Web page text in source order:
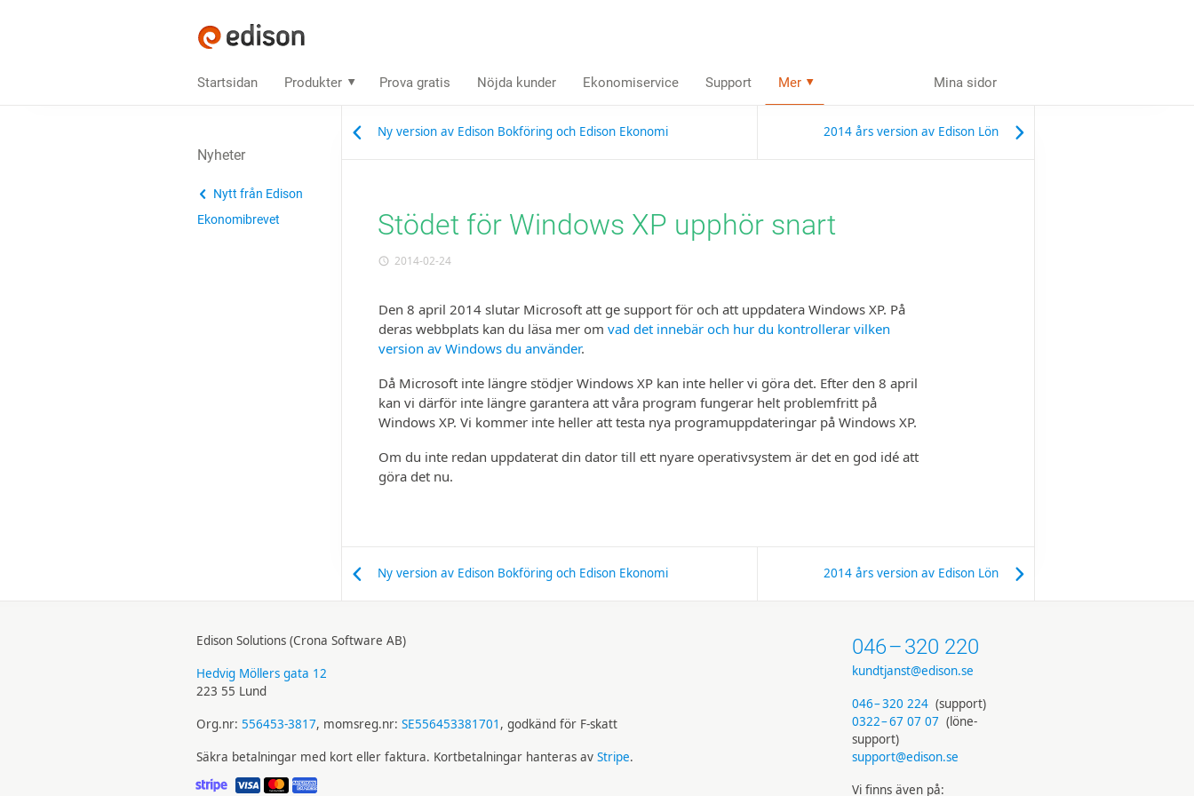
Startsidan Produkter Prova gratis Nöjda kunder Ekonomiservice Support Mer Mina sidor
Ny version av Edison Bokföring och Edison Ekonomi 2014 års version av Edison Lön
Stödet för Windows XP upphör snart
2014-02-24
Den 8 april 2014 slutar Microsoft att ge support för och att uppdatera Windows XP. På
deras webb­plats kan du läsa mer om vad det innebär och hur du kontrollerar vilken
version av Windows du använder.
Då Microsoft inte längre stödjer Windows XP kan inte heller vi göra det. Efter den 8 april
kan vi därför inte längre garantera att våra program fungerar helt problem­fritt på
Windows XP. Vi kommer inte heller att testa nya program­uppdateringar på Windows XP.
Om du inte redan uppdaterat din dator till ett nyare operativ­system är det en god idé att
göra det nu.
Ny version av Edison Bokföring och Edison Ekonomi 2014 års version av Edison Lön
Nyheter
Nytt från Edison
Ekonomibrevet
Edison Solutions (Crona Software AB)
Hedvig Möllers gata 12
223 55 Lund
Org.nr: 556453-3817, momsreg.nr: SE556453381701 , godkänd för F-skatt
Säkra betalningar med kort eller faktura. Kortbetalningar hanteras av Stripe.
046–320 220
kundtjanst@edison.se
046–320 224 (support)
0322–67 07 07 (löne­
support)
support@edison.se
Vi finns även på: